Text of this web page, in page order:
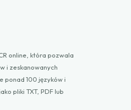
online, która pozwala
i zeskanowanych
ponad 100 języków i
pliki TXT, PDF lub